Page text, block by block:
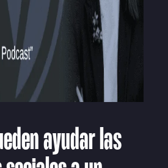
ayudar las